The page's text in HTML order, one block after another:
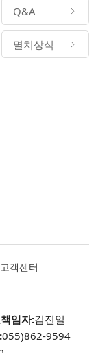
Q&A
멸치상식
고객센터
임자:김진일
055)862-9594